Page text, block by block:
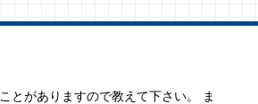
とがありますので教えて下さい。 ま